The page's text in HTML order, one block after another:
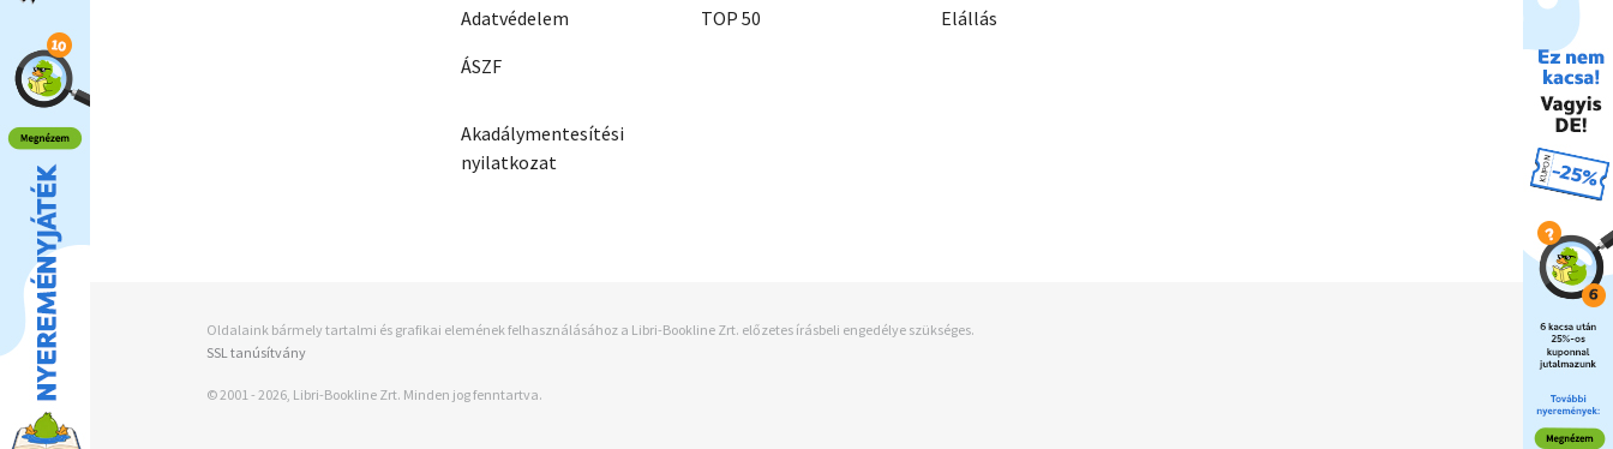
Adatvédelem
ÁSZF
Akadálymentesítési
nyilatkozat
TOP 50
Elállás
Oldalaink bármely tartalmi és grafikai elemének felhasználásához a Libri-Bookline Zrt. előzetes írásbeli engedélye szükséges.
SSL tanúsítvány
© 2001 - 2026, Libri-Bookline Zrt. Minden jog fenntartva.